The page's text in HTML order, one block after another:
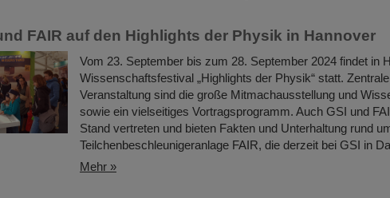
FAIR auf den Highlights der Physik in Hannover
Vom 23. September bis zum 28. September 2024 findet in
Wissenschaftsfestival „Highlights der Physik“ statt.
Veranstaltung sind die große Mitmachausstellung und
sowie ein vielseitiges Vortragsprogramm. Auch GSI und
Stand vertreten und bieten Fakten und Unterhaltung rund
Teilchenbeschleunigeranlage FAIR, die derzeit bei GSI in
Mehr »